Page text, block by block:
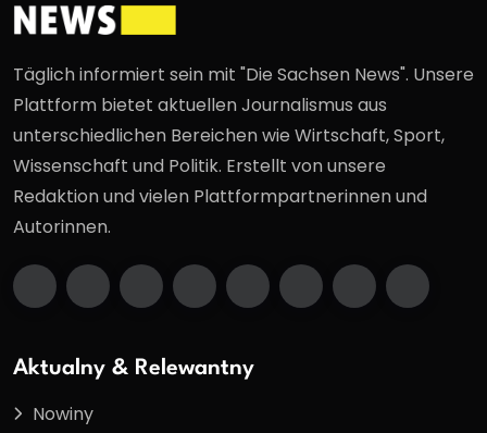
Täglich informiert sein mit "Die Sachsen News". Unsere
Plattform bietet aktuellen Journalismus aus
unterschiedlichen Bereichen wie Wirtschaft, Sport,
Wissenschaft und Politik. Erstellt von unsere
Redaktion und vielen Plattformpartnerinnen und
Autorinnen.
Aktualny & Relewantny
Nowiny